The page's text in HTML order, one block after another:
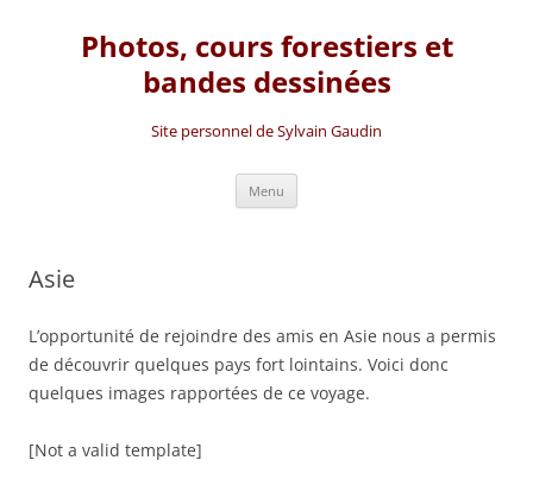
Photos, cours forestiers et
bandes dessinées
Site personnel de Sylvain Gaudin
Menu
Asie
L’opportunité de rejoindre des amis en Asie nous a permis
de découvrir quelques pays fort lointains. Voici donc
quelques images rapportées de ce voyage.
[Not a valid template]